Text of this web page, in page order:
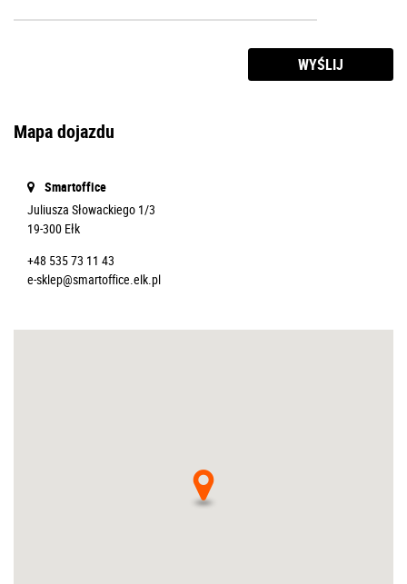
WYŚLIJ
Mapa dojazdu
Smartoffice
Juliusza Słowackiego 1/3
19-300 Ełk
+48 535 73 11 43
e-sklep@smartoffice.elk.pl